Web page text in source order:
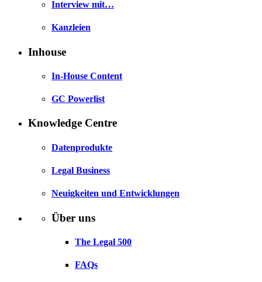
Interview mit…
Kanzleien
Inhouse
In-House Content
GC Powerlist
Knowledge Centre
Datenprodukte
Legal Business
Neuigkeiten und Entwicklungen
Über uns
The Legal 500
FAQs